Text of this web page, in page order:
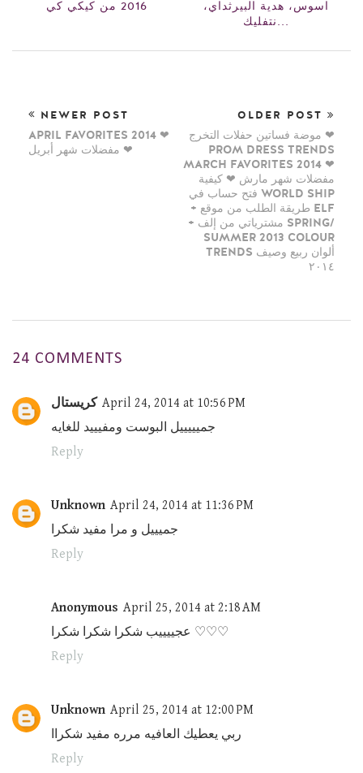
2016 من كيكي كي
اسوس، هدية البيرثداي،
نتفليك...
NEWER POST
APRIL FAVORITES 2014 ❤
مفضلات شهر أبريل ❤
OLDER POST
موضة فساتين حفلات التخرج ❤
PROM DRESS TRENDS
MARCH FAVORITES 2014 ❤
مفضلات شهر مارش ❤ كيفية
فتح حساب في WORLD SHIP
+ طريقة الطلب من موقع ELF
+ مشترياتي من إلف SPRING/
SUMMER 2013 COLOUR
TRENDS ألوان ربيع وصيف
٢٠١٤
24 COMMENTS
كريستال April 24, 2014 at 10:56 PM
جميييييل البوست ومفيييد للغايه
Reply
Unknown April 24, 2014 at 11:36 PM
جميييل و مرا مفيد شكرا
Reply
Anonymous April 25, 2014 at 2:18 AM
عجييييب شكرا شكرا شكرا ♡♡♡
Reply
Unknown April 25, 2014 at 12:00 PM
ربي يعطيك العافيه مرره مفيد شكراا
Reply